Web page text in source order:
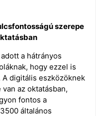
szerepe
a hátrányos
hogy ezzel is
digitális eszközöknek
az oktatásban,
fontos a
általános